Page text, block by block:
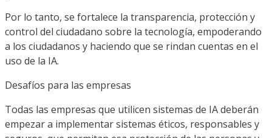
Por lo tanto, se fortalece la transparencia, protección y
control del ciudadano sobre la tecnología, empoderando
a los ciudadanos y haciendo que se rindan cuentas en el
uso de la IA.
Desafíos para las empresas
Todas las empresas que utilicen sistemas de IA deberán
empezar a implementar sistemas éticos, responsables y